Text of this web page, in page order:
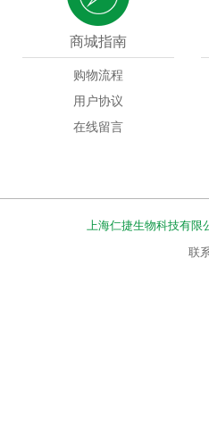
商城指南
购物流程
用户协议
在线留言
上海仁捷生物科技有限
联